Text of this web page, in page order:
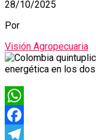
28/10/2025
Por
Visión Agropecuaria
WhatsApp
Facebook